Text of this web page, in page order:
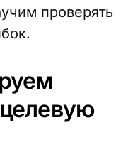
проверять